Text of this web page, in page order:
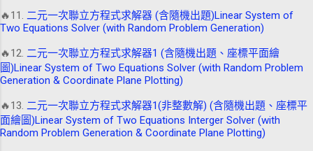
🔥11. 二元一次聯立方程式求解器 (含隨機出題)Linear System of
Two Equations Solver (with Random Problem Generation)
🔥12. 二元一次聯立方程式求解器1 (含隨機出題、座標平面繪
圖)Linear System of Two Equations Solver (with Random Problem
Generation & Coordinate Plane Plotting)
🔥13. 二元一次聯立方程式求解器1(非整數解) (含隨機出題、座標平
面繪圖)Linear System of Two Equations Interger Solver (with
Random Problem Generation & Coordinate Plane Plotting)